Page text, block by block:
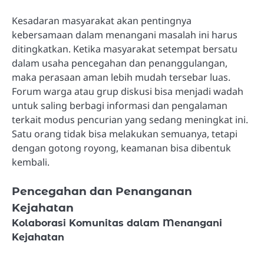
Kesadaran masyarakat akan pentingnya
kebersamaan dalam menangani masalah ini harus
ditingkatkan. Ketika masyarakat setempat bersatu
dalam usaha pencegahan dan penanggulangan,
maka perasaan aman lebih mudah tersebar luas.
Forum warga atau grup diskusi bisa menjadi wadah
untuk saling berbagi informasi dan pengalaman
terkait modus pencurian yang sedang meningkat ini.
Satu orang tidak bisa melakukan semuanya, tetapi
dengan gotong royong, keamanan bisa dibentuk
kembali.
Pencegahan dan Penanganan
Kejahatan
Kolaborasi Komunitas dalam Menangani
Kejahatan